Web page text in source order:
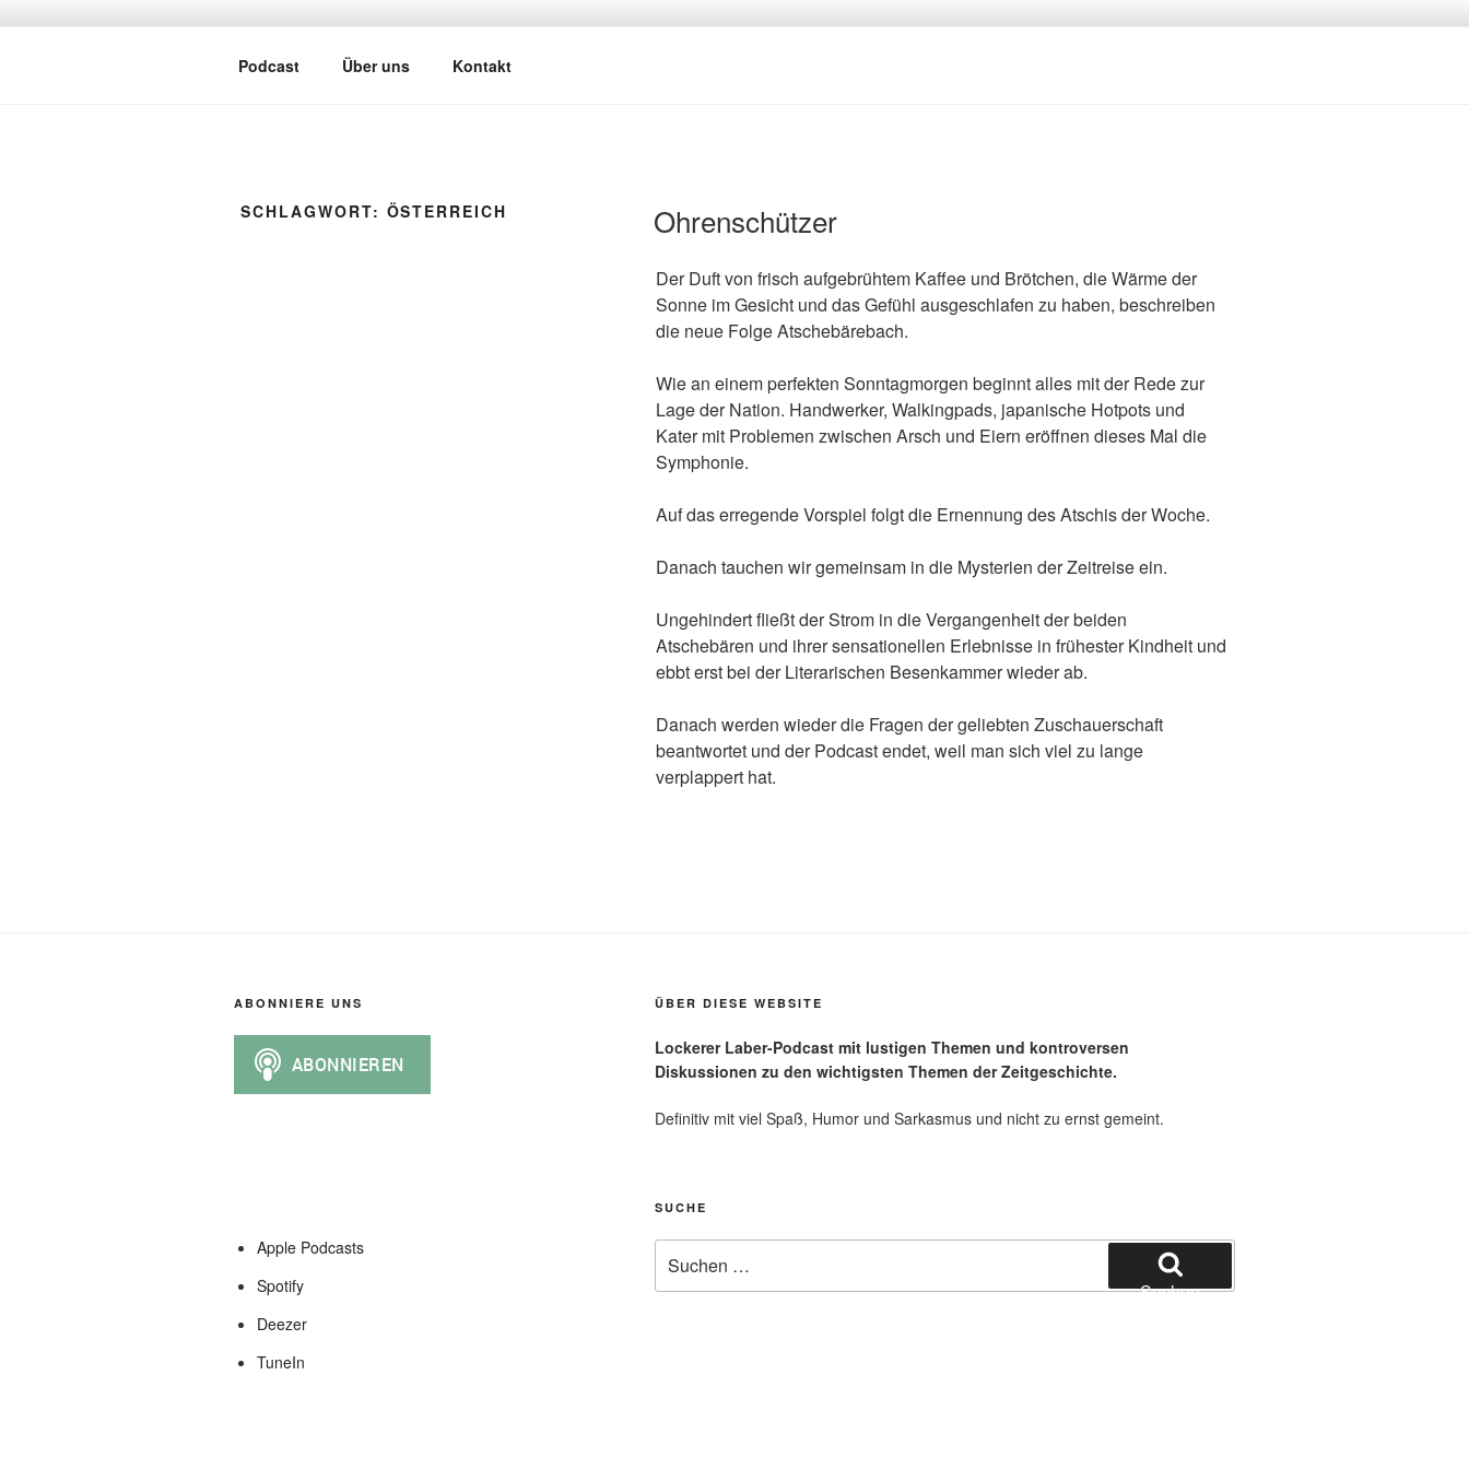
ATSCHEBÄREBACH
Mit viel Spaß, Humor und Sarkasmus
Podcast Über uns Kontakt
SCHLAGWORT: ÖSTERREICH Ohrenschützer
Der Duft von frisch aufgebrühtem Kaffee und Brötchen, die Wärme der
Sonne im Gesicht und das Gefühl ausgeschlafen zu haben, beschreiben
die neue Folge Atschebärebach.
Wie an einem perfekten Sonntagmorgen beginnt alles mit der Rede zur
Lage der Nation. Handwerker, Walkingpads, japanische Hotpots und
Kater mit Problemen zwischen Arsch und Eiern eröffnen dieses Mal die
Symphonie.
Auf das erregende Vorspiel folgt die Ernennung des Atschis der Woche.
Danach tauchen wir gemeinsam in die Mysterien der Zeitreise ein.
Ungehindert fließt der Strom in die Vergangenheit der beiden
Atschebären und ihrer sensationellen Erlebnisse in frühester Kindheit und
ebbt erst bei der Literarischen Besenkammer wieder ab.
Danach werden wieder die Fragen der geliebten Zuschauerschaft
beantwortet und der Podcast endet, weil man sich viel zu lange
verplappert hat.
ABONNIERE UNS
Apple Podcasts
Spotify
Deezer
TuneIn
ÜBER DIESE WEBSITE
Lockerer Laber-Podcast mit lustigen Themen und kontroversen
Diskussionen zu den wichtigsten Themen der Zeitgeschichte.
Definitiv mit viel Spaß, Humor und Sarkasmus und nicht zu ernst gemeint.
SUCHE
nach:
Suchen